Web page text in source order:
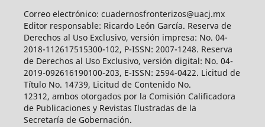
Correo electrónico: cuadernosfronterizos@uacj.mx
Editor responsable: Ricardo León García. Reserva de
Derechos al Uso Exclusivo, versión impresa: No. 04-
2018-112617515300-102, P-ISSN: 2007-1248. Reserva
de Derechos al Uso Exclusivo, versión digital: No. 04-
2019-092616190100-203, E-ISSN: 2594-0422. Licitud de
Título No. 14739, Licitud de Contenido No.
12312, ambos otorgados por la Comisión Calificadora
de Publicaciones y Revistas Ilustradas de la
Secretaría de Gobernación.